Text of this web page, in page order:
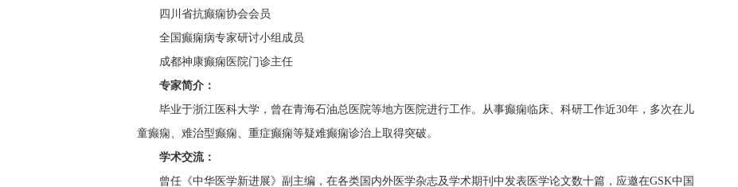
四川省抗癫痫协会会员
全国癫痫病专家研讨小组成员
成都神康癫痫医院门诊主任
专家简介：
毕业于浙江医科大学，曾在青海石油总医院等地方医院进行工作。从事癫痫临床、科研工作近30年，多次在儿
童癫痫、难治型癫痫、重症癫痫等疑难癫痫诊治上取得突破。
学术交流：
曾任《中华医学新进展》副主编，在各类国内外医学杂志及学术期刊中发表医学论文数十篇，应邀在GSK中国